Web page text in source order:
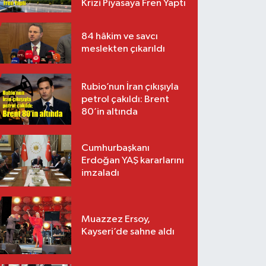
Krizi Piyasaya Fren Yaptı
84 hâkim ve savcı
meslekten çıkarıldı
Rubio’nun İran çıkışıyla
petrol çakıldı: Brent
80’in altında
Cumhurbaşkanı
Erdoğan YAŞ kararlarını
imzaladı
Muazzez Ersoy,
Kayseri’de sahne aldı